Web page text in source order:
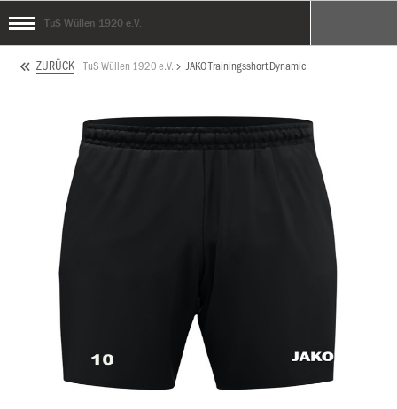
TuS Wüllen 1920 e.V.
ZURÜCK TuS Wüllen 1920 e.V. JAKO Trainingsshort Dynamic